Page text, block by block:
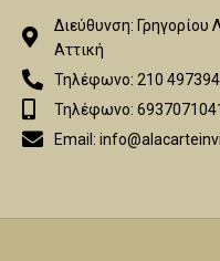
Διεύθυνση: Γρηγορίου
Αττική
Τηλέφωνο: 210
Τηλέφωνο:
Email: